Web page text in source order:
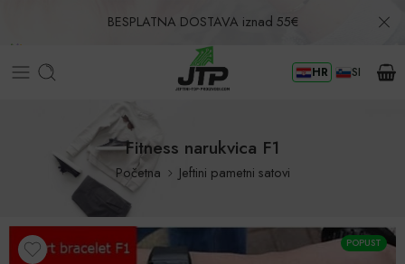
BESPLATNA DOSTAVA iznad 55€
Povrat u roku od 30 dana! HR SI
Fitness narukvica F1
Početna Jeftini pametni satovi
POPUST